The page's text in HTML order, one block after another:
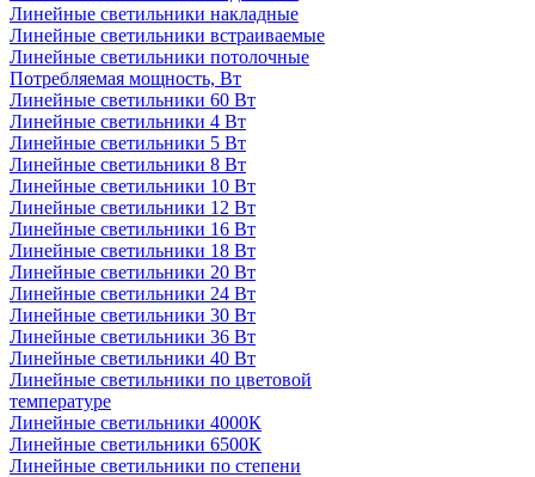
Линейные светильники накладные
Линейные светильники встраиваемые
Линейные светильники потолочные
Потребляемая мощность, Вт
Линейные светильники 60 Вт
Линейные светильники 4 Вт
Линейные светильники 5 Вт
Линейные светильники 8 Вт
Линейные светильники 10 Вт
Линейные светильники 12 Вт
Линейные светильники 16 Вт
Линейные светильники 18 Вт
Линейные светильники 20 Вт
Линейные светильники 24 Вт
Линейные светильники 30 Вт
Линейные светильники 36 Вт
Линейные светильники 40 Вт
Линейные светильники по цветовой
температуре
Линейные светильники 4000К
Линейные светильники 6500К
Линейные светильники по степени